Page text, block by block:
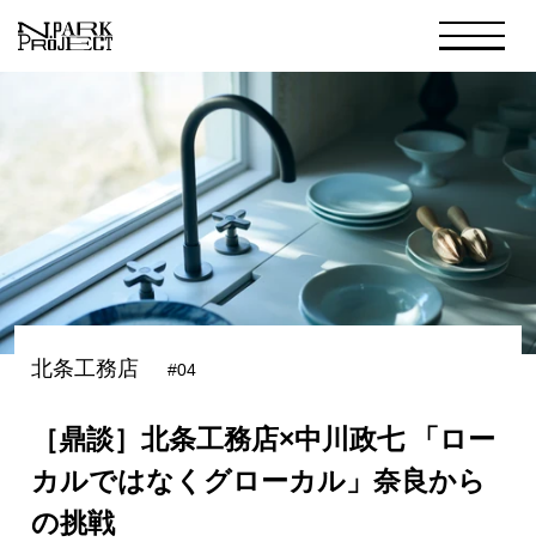
北条工務店 #04
［鼎談］北条工務店×中川政七 「ロー
カルではなくグローカル」奈良から
の挑戦